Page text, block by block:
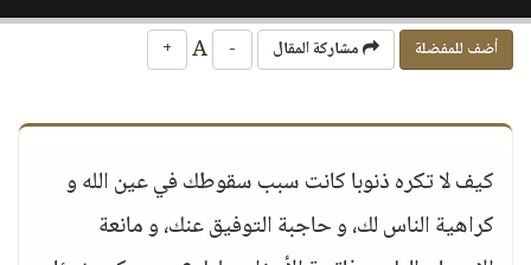
أضف للمفضلة مشاركة المقال -
+
كيف لا تكره ذنوبا كانت سبب سقوطك في عين الله و
كراهية الناس لك، و حاجبة التوفيق عنك، و مانعة